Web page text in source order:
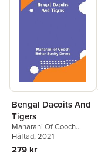
Bengal Dacoits And
Tigers
Maharani Of Cooch
Behar Sunity Devee
Häftad, 2021
279 kr